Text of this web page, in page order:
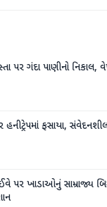
પર ગંદા પાણીનો
હનીટ્રેપમાં ફસાયા,
પર ખાડાઓનું સામ્રાજ્ય